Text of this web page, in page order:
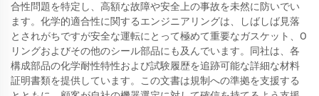
合性問題を特定し、高額な故障や安全上の事故を未然に防いでい
ます。化学的適合性に関するエンジニアリングは、しばしば見落
とされがちですが安全な運転にとって極めて重要なガスケット、O
リングおよびその他のシール部品にも及んでいます。同社は、各
構成部品の化学耐性特性および試験履歴を追跡可能な詳細な材料
証明書類を提供しています。この文書は規制への準拠を支援する